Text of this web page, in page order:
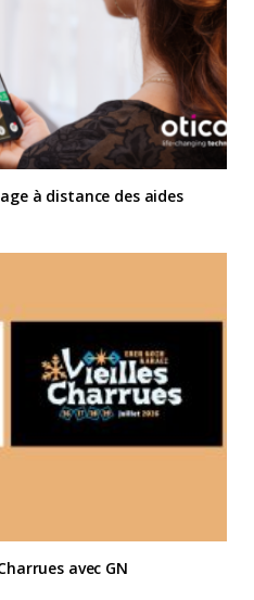
à distance des aides
avec GN